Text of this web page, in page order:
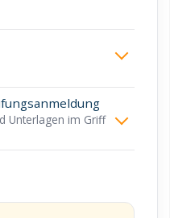
Unterlagen im Griff